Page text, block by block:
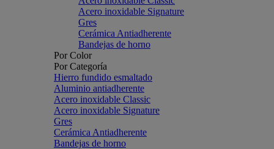
Acero inoxidable Signature
Gres
Cerámica Antiadherente
Bandejas de horno
Por Color
Por Categoría
Hierro fundido esmaltado
Aluminio antiadherente
Acero inoxidable Classic
Acero inoxidable Signature
Gres
Cerámica Antiadherente
Bandejas de horno